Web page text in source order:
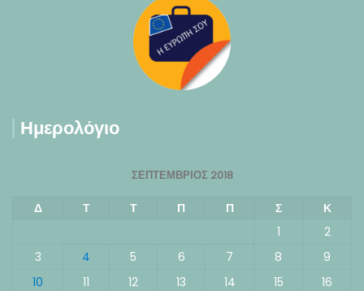
Ημερολόγιο
ΣΕΠΤΈΜΒΡΙΟΣ 2018
Δ Τ Τ Π Π Σ
Κ
1
2
3
4 5 6 7 8
9
10
11 12 13 14 15
16